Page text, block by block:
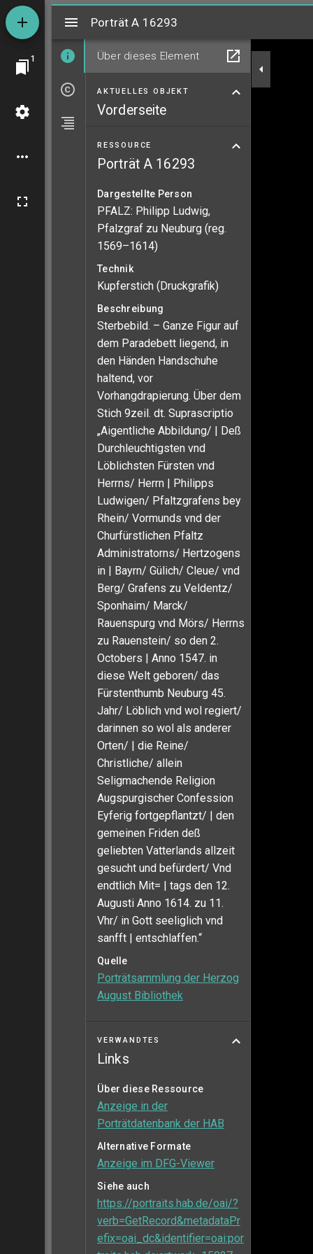
1
MiradorPorträt A 16293
Über dieses Element
AKTUELLES OBJEKT
Vorderseite
RESSOURCE
Porträt A 16293
Dargestellte Person
PFALZ: Philipp Ludwig,
Pfalzgraf zu Neuburg (reg.
1569–1614)
Technik
Kupferstich (Druckgrafik)
Beschreibung
Sterbebild. – Ganze Figur auf
dem Paradebett liegend, in
den Händen Handschuhe
haltend, vor
Vorhangdrapierung. Über dem
Stich 9zeil. dt. Suprascriptio
„Aigentliche Abbildung/ | Deß
Durchleuchtigsten vnd
Löblichsten Fürsten vnd
Herrns/ Herrn | Philipps
Ludwigen/ Pfaltzgrafens bey
Rhein/ Vormunds vnd der
Churfürstlichen Pfaltz
Administratorns/ Hertzogens
in | Bayrn/ Gülich/ Cleue/ vnd
Berg/ Grafens zu Veldentz/
Sponhaim/ Marck/
Rauenspurg vnd Mörs/ Herrns
zu Rauenstein/ so den 2.
Octobers | Anno 1547. in
diese Welt geboren/ das
Fürstenthumb Neuburg 45.
Jahr/ Löblich vnd wol regiert/
darinnen so wol als anderer
Orten/ | die Reine/
Christliche/ allein
Seligmachende Religion
Augspurgischer Confession
Eyferig fortgepflantzt/ | den
gemeinen Friden deß
geliebten Vatterlands allzeit
gesucht und befürdert/ Vnd
endtlich Mit= | tags den 12.
Augusti Anno 1614. zu 11.
Vhr/ in Gott seeliglich vnd
sanfft | entschlaffen.“
Quelle
Porträtsammlung der Herzog
August Bibliothek
VERWANDTES
Links
Über diese Ressource
Anzeige in der
Porträtdatenbank der HAB
Alternative Formate
Anzeige im DFG-Viewer
Siehe auch
https://portraits.hab.de/oai/?
verb=GetRecord&metadataPr
efix=oai_dc&identifier=oai:por
Porträt A 16293